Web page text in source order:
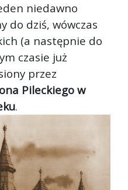
niedawno
do dziś, wówczas
(a następnie do
czasie już
przez
Pileckiego w
.